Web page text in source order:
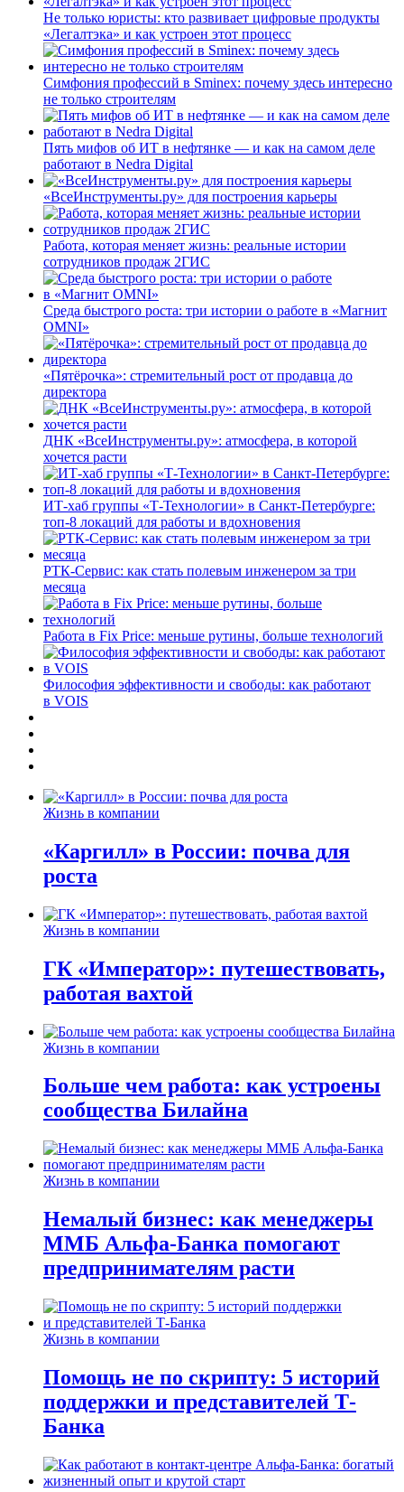
Не только юристы: кто развивает цифровые продукты
«Легалтэка» и как устроен этот процесс
Симфония профессий в Sminex: почему здесь интересно
не только строителям
Пять мифов об ИТ в нефтянке — и как на самом деле
работают в Nedra Digital
«ВсеИнструменты.ру» для построения карьеры
Работа, которая меняет жизнь: реальные истории
сотрудников продаж 2ГИС
Среда быстрого роста: три истории о работе в «Магнит
OMNI»
«Пятёрочка»: стремительный рост от продавца до
директора
ДНК «ВсеИнструменты.ру»: атмосфера, в которой
хочется расти
ИТ-хаб группы «Т-Технологии» в Санкт-Петербурге:
топ-8 локаций для работы и вдохновения
РТК-Сервис: как стать полевым инженером за три
месяца
Работа в Fix Price: меньше рутины, больше технологий
Философия эффективности и свободы: как работают
в VOIS
Жизнь в компании
«Каргилл» в России: почва для
роста
Жизнь в компании
ГК «Император»: путешествовать,
работая вахтой
Жизнь в компании
Больше чем работа: как устроены
сообщества Билайна
Жизнь в компании
Немалый бизнес: как менеджеры
ММБ Альфа-Банка помогают
предпринимателям расти
Жизнь в компании
Помощь не по скрипту: 5 историй
поддержки и представителей Т-
Банка